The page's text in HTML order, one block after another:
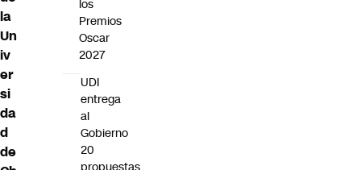
la
Un
iv
er
si
da
d
de
los
Premios
Oscar
2027
UDI
entrega
al
Gobierno
20
propuestas